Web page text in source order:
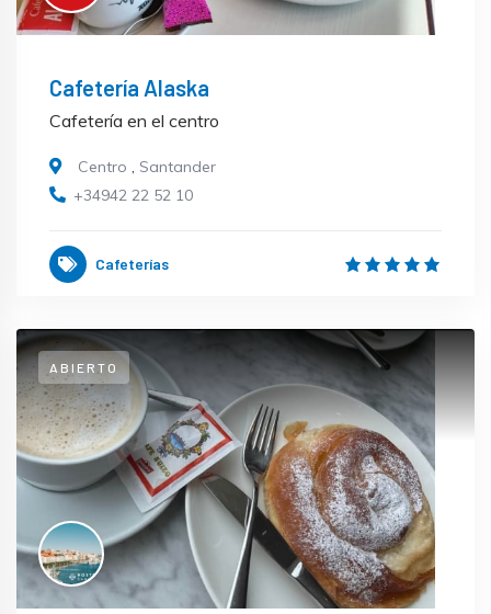
Cafetería Alaska
Cafetería en el centro
Centro , Santander
+34942 22 52 10
Cafeterías
ABIERTO